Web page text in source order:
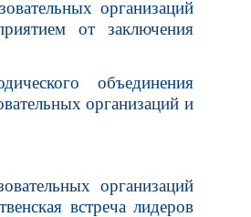
организаций
от заключения
объединения
организаций и
организаций
встреча лидеров